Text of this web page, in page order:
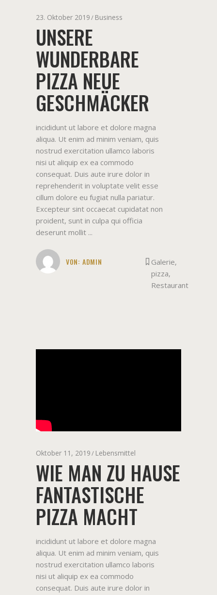
23. Oktober 2019 Business
UNSERE
WUNDERBARE
PIZZA NEUE
GESCHMÄCKER
incididunt ut labore et dolore magna
aliqua. Ut enim ad minim veniam, quis
nostrud exercitation ullamco laboris
nisi ut aliquip ex ea commodo
consequat. Duis aute irure dolor in
reprehenderit in voluptate velit esse
cillum dolore eu fugiat nulla pariatur.
Excepteur sint occaecat cupidatat non
proident, sunt in culpa qui officia
deserunt mollit
VON: ADMIN Galerie,
pizza,
Restaurant
Oktober 11, 2019 Lebensmittel
WIE MAN ZU HAUSE
FANTASTISCHE
PIZZA MACHT
incididunt ut labore et dolore magna
aliqua. Ut enim ad minim veniam, quis
nostrud exercitation ullamco laboris
nisi ut aliquip ex ea commodo
consequat. Duis aute irure dolor in